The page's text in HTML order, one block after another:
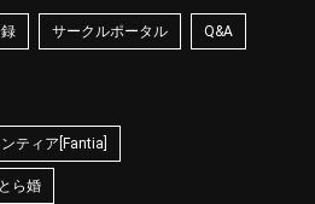
サークルポータル Q&A
ティア[Fantia]
とら婚